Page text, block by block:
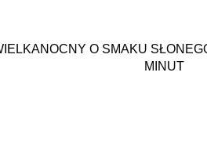
O SMAKU
MINUT